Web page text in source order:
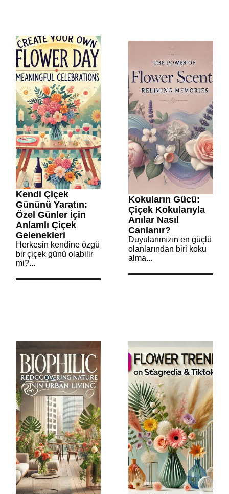
Kendi Çiçek
Gününü Yaratın:
Özel Günler İçin
Anlamlı Çiçek
Gelenekleri
Herkesin kendine özgü
bir çiçek günü olabilir
mi?...
Kokuların Gücü:
Çiçek Kokularıyla
Anılar Nasıl
Canlanır?
Duyularımızın en güçlü
olanlarından biri koku
alma...